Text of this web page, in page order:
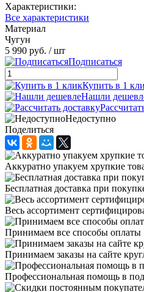
Характеристики:
Все характеристики
Материал
Чугун
5 990 руб. / шт
Подписаться
Купить в 1
Нашли
Недоступно
Поделиться
Аккуратно упакуем хрупкие
Бесплатная доставка при
Весь ассортимент
Принимаем все способы оплаты
Принимаем заказы на сайте
Профессиональная помощь в